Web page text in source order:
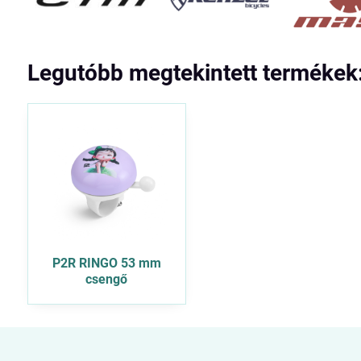
Legutóbb megtekintett
P2R RINGO 53 mm
csengő